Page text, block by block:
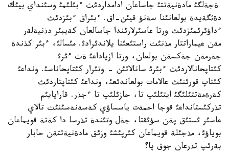
ةجةلگئ مادةنيةتتئ جاساعان ادامداردئث ءبئلئمئ وسئنداي بيئك
دةثگةيدة بولعانئنا سةنؤ قيئن-اق. ءبئراق ءبئزدئث
ءداؤئرئمئزدئث ورتا عاسئرلارئندا جاسالعان كةيبئر دذنيةلةر
مةن عيماراتتار مذنئث راستئعئنا يلاندئرادئ. مئسالئ، ءبئر كذندة
جةرمةن جةكسةن بولعان، ورتا ازياداعئ ةث ءئرئ
كئتاپحانالاردئث ءبئرئ سانالاتئن - وتئرار كئتاپحاناسئ. ونداعئ
كئتاپ قورئنئث عالامات بولعاندئعئ، ونداعئ كئتاپتاردئث
كةرةمةتتئلئگئ ايتئلئپ تا، جازئلئپ تا ءجذر. قاراپايئم
تذركئستانداعئ قوجا احمةت ياسساؤي كةسةنةسئنئث تالاي
عاسئر ئستئق پةن سؤئقتا، جةل وتئندة تذرسا دا كةتة قويماعان
بوياؤئ، مذجئلة قويماعان كئرپئشئ وزئق مادةنيةتتةن حابار
بةرئپ تذرعان جوق پا؟